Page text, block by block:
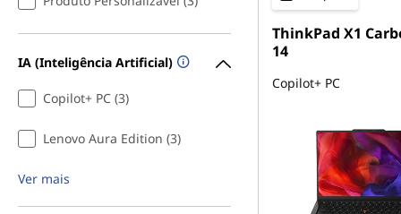
IA (Inteligência Artificial)
Copilot+ PC (3)
Lenovo Aura Edition (3)
Ver mais
ThinkPad X1
14
Copilot+ PC